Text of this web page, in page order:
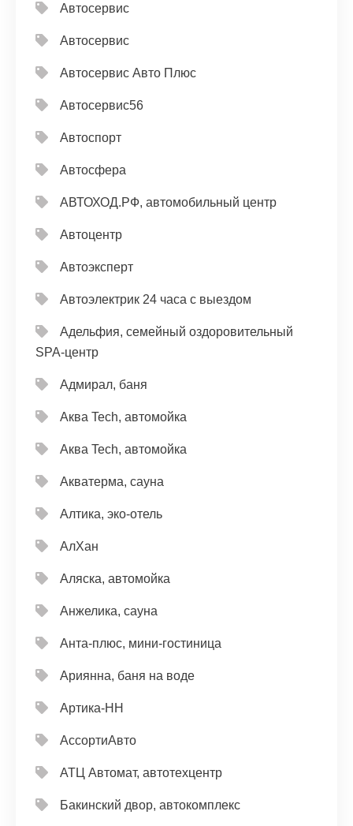
Автосервис
Автосервис
Автосервис Авто Плюс
Автосервис56
Автоспорт
Автосфера
АВТОХОД.РФ, автомобильный центр
Автоцентр
Автоэксперт
Автоэлектрик 24 часа с выездом
Адельфия, семейный оздоровительный
SPA-центр
Адмирал, баня
Аква Tech, автомойка
Аква Tech, автомойка
Акватерма, сауна
Алтика, эко-отель
АлХан
Аляска, автомойка
Анжелика, сауна
Анта-плюс, мини-гостиница
Ариянна, баня на воде
Артика-НН
АссортиАвто
АТЦ Автомат, автотехцентр
Бакинский двор, автокомплекс